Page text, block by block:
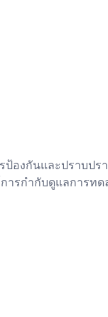
องกันและปราบปร
รกำกับดูแลการทด